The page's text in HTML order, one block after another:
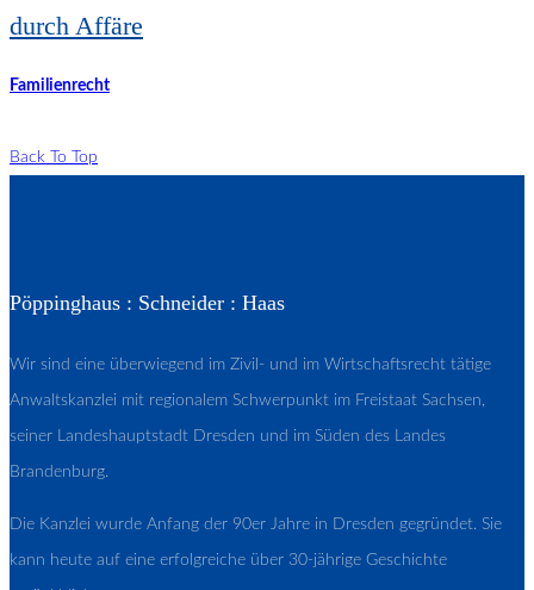
durch Affäre
Familienrecht
Back To Top
Pöppinghaus : Schneider : Haas
Wir sind eine überwiegend im Zivil- und im Wirtschaftsrecht tätige
Anwaltskanzlei mit regionalem Schwerpunkt im Freistaat Sachsen,
seiner Landeshauptstadt Dresden und im Süden des Landes
Brandenburg.
Die Kanzlei wurde Anfang der 90er Jahre in Dresden gegründet. Sie
kann heute auf eine erfolgreiche über 30-jährige Geschichte